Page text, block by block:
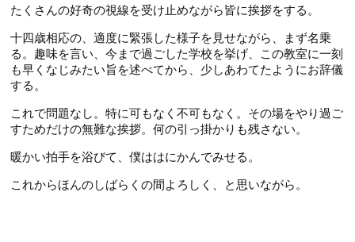
第16話
第17話
第18話
第20話
第21話
第22話
第37話
第38話
第39話
第40話
第41話
第42話
第67話 NEW
第68話NEW
第69話NEW
たくさんの好奇の視線を受け止めながら皆に挨拶をする。
十四歳相応の、適度に緊張した様子を見せながら、まず名乗
る。趣味を言い、今まで過ごした学校を挙げ、この教室に一刻
も早くなじみたい旨を述べてから、少しあわてたようにお辞儀
する。
これで問題なし。特に可もなく不可もなく。その場をやり過ご
すためだけの無難な挨拶。何の引っ掛かりも残さない。
暖かい拍手を浴びて、僕ははにかんでみせる。
これからほんのしばらくの間よろしく、と思いながら。